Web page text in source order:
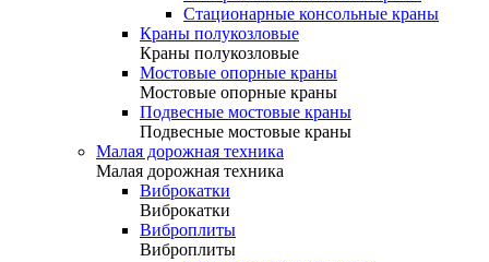
Стационарные консольные краны
Краны полукозловые
Краны полукозловые
Мостовые опорные краны
Мостовые опорные краны
Подвесные мостовые краны
Подвесные мостовые краны
Малая дорожная техника
Малая дорожная техника
Виброкатки
Виброкатки
Виброплиты
Виброплиты